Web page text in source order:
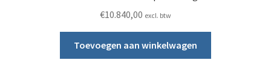
€10.840,00 excl. btw
Toevoegen aan winkelwagen